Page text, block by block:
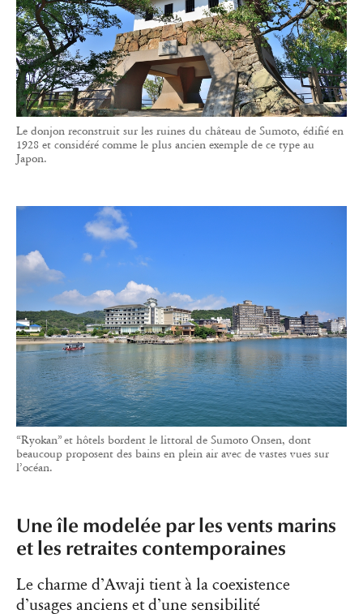
Le donjon reconstruit sur les ruines du château de Sumoto, édifié en
1928 et considéré comme le plus ancien exemple de ce type au
Japon.
“Ryokan” et hôtels bordent le littoral de Sumoto Onsen, dont
beaucoup proposent des bains en plein air avec de vastes vues sur
l’océan.
Une île modelée par les vents marins
et les retraites contemporaines
Le charme d’Awaji tient à la coexistence
d’usages anciens et d’une sensibilité